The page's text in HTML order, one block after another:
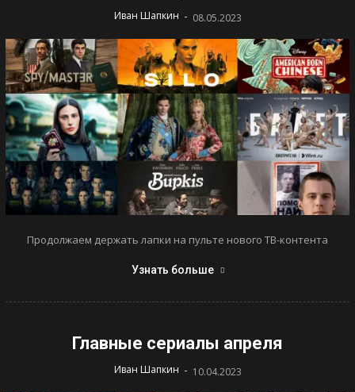
Иван Шапкин - 08.05.2023
Продолжаем держать лапки на пульте нового ТВ-контента
Узнать больше
Главные сериалы апреля
Иван Шапкин - 10.04.2023